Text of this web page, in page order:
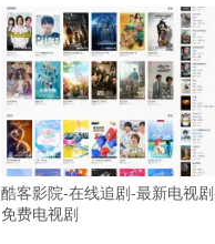
酷客影院-在线追剧-最新电视
免费电视剧